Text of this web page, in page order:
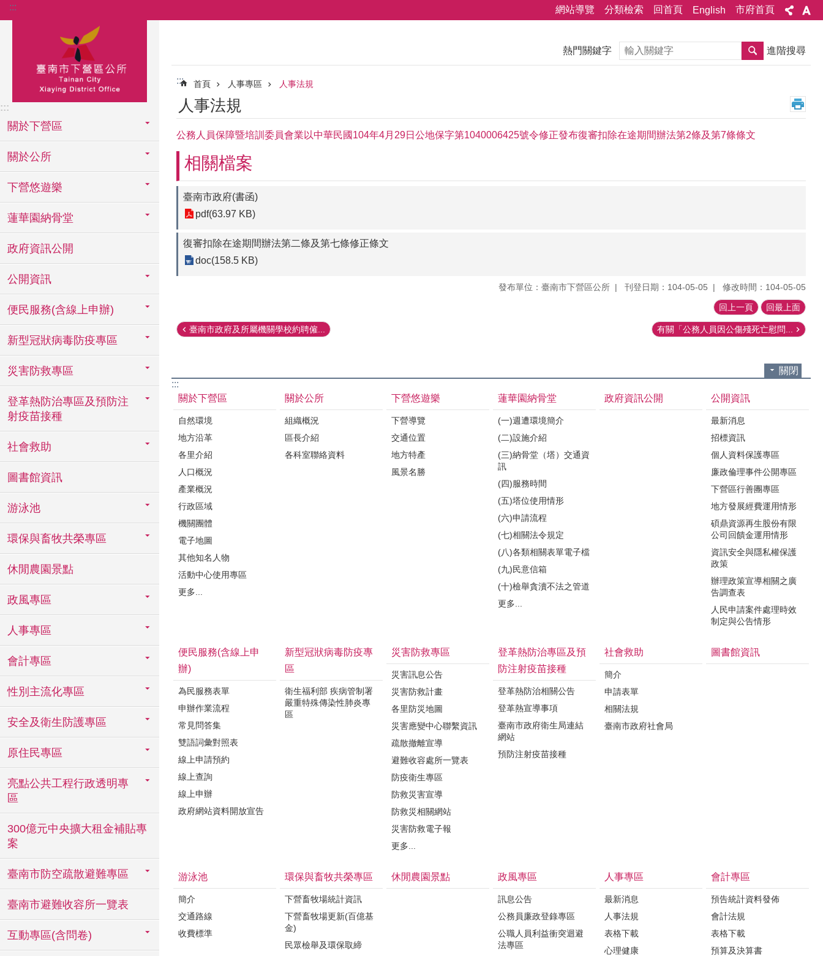
跳到主要內容區塊
::: 網站導覽 分類檢索 回首頁 English 市府首頁
:::
關於下營區
關於公所
下營悠遊樂
蓮華園納骨堂
政府資訊公開
公開資訊
便民服務(含線上申辦)
新型冠狀病毒防疫專區
災害防救專區
登革熱防治專區及預防注
射疫苗接種
社會救助
圖書館資訊
游泳池
環保與畜牧共榮專區
休閒農園景點
政風專區
人事專區
會計專區
性別主流化專區
安全及衛生防護專區
原住民專區
亮點公共工程行政透明專
區
300億元中央擴大租金補貼專
案
臺南市防空疏散避難專區
臺南市避難收容所一覽表
互動專區(含問卷)
熱門關鍵字 搜尋 進階搜尋
::: 首頁 人事專區 人事法規
人事法規
公務人員保障暨培訓委員會業以中華民國104年4月29日公地保字第1040006425號令修正發布復審扣除在途期間辦法第2條及第7條條文
相關檔案
臺南市政府(書函)
pdf(63.97 KB)
復審扣除在途期間辦法第二條及第七條修正條文
doc(158.5 KB)
發布單位：臺南市下營區公所 刊登日期：104-05-05 修改時間：104-05-05
回上一頁 回最上面
臺南市政府及所屬機關學校約聘僱... 有關「公務人員因公傷殘死亡慰問...
關閉
:::
關於下營區
自然環境
地方沿革
各里介紹
人口概況
產業概況
行政區域
機關團體
電子地圖
其他知名人物
活動中心使用專區
更多...
關於公所
組織概況
區長介紹
各科室聯絡資料
下營悠遊樂
下營導覽
交通位置
地方特產
風景名勝
蓮華園納骨堂
(一)週遭環境簡介
(二)設施介紹
(三)納骨堂（塔）交通資
訊
(四)服務時間
(五)塔位使用情形
(六)申請流程
(七)相關法令規定
(八)各類相關表單電子檔
(九)民意信箱
(十)檢舉貪瀆不法之管道
更多...
政府資訊公開 公開資訊
最新消息
招標資訊
個人資料保護專區
廉政倫理事件公開專區
下營區行善團專區
地方發展經費運用情形
碩鼎資源再生股份有限
公司回饋金運用情形
資訊安全與隱私權保護
政策
辦理政策宣導相關之廣
告調查表
人民申請案件處理時效
制定與公告情形
便民服務(含線上申
辦)
為民服務表單
申辦作業流程
常見問答集
雙語詞彙對照表
線上申請預約
線上查詢
線上申辦
政府網站資料開放宣告
新型冠狀病毒防疫專
區
衛生福利部 疾病管制署
嚴重特殊傳染性肺炎專
區
災害防救專區
災害訊息公告
災害防救計畫
各里防災地圖
災害應變中心聯繫資訊
疏散撤離宣導
避難收容處所一覽表
防疫衛生專區
防救災害宣導
防救災相關網站
災害防救電子報
更多...
登革熱防治專區及預
防注射疫苗接種
登革熱防治相關公告
登革熱宣導事項
臺南市政府衛生局連結
網站
預防注射疫苗接種
社會救助
簡介
申請表單
相關法規
臺南市政府社會局
圖書館資訊
游泳池
簡介
交通路線
收費標準
環保與畜牧共榮專區
下營畜牧場統計資訊
下營畜牧場更新(百億基
金)
民眾檢舉及環保取締
休閒農園景點 政風專區
訊息公告
公務員廉政登錄專區
公職人員利益衝突迴避
法專區
人事專區
最新消息
人事法規
表格下載
心理健康
會計專區
預告統計資料發佈
會計法規
表格下載
預算及決算書